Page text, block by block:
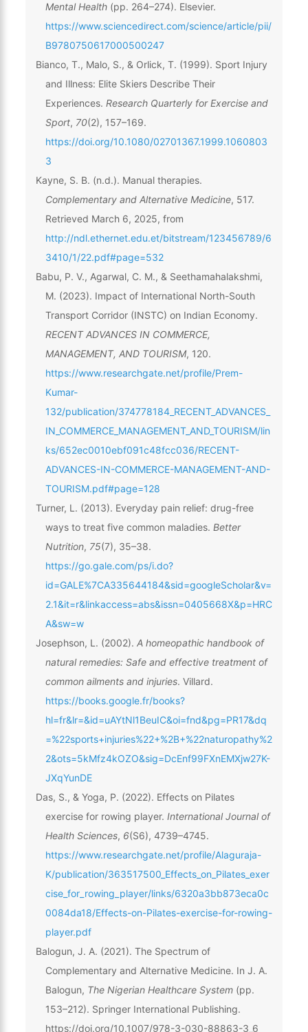
Mental Health(pp. 264–274). Elsevier.
https://www.sciencedirect.com/science/article/pii/
B9780750617000500247
Bianco, T., Malo, S., & Orlick, T. (1999). Sport Injury
and Illness: Elite Skiers Describe Their
Experiences. Research Quarterly for Exercise and
Sport, 70(2), 157–169.
https://doi.org/10.1080/02701367.1999.1060803
3
Kayne, S. B. (n.d.). Manual therapies.
Complementary and Alternative Medicine, 517.
Retrieved March 6, 2025, from
http://ndl.ethernet.edu.et/bitstream/123456789/6
3410/1/22.pdf#page=532
Babu, P. V., Agarwal, C. M., & Seethamahalakshmi,
M. (2023). Impact of International North-South
Transport Corridor (INSTC) on Indian Economy.
RECENT ADVANCES IN COMMERCE,
MANAGEMENT, AND TOURISM, 120.
https://www.researchgate.net/profile/Prem-
Kumar-
132/publication/374778184_RECENT_ADVANCES_
IN_COMMERCE_MANAGEMENT_AND_TOURISM/lin
ks/652ec0010ebf091c48fcc036/RECENT-
ADVANCES-IN-COMMERCE-MANAGEMENT-AND-
TOURISM.pdf#page=128
Turner, L. (2013). Everyday pain relief: drug-free
ways to treat five common maladies. Better
Nutrition, 75(7), 35–38.
https://go.gale.com/ps/i.do?
id=GALE%7CA335644184&sid=googleScholar&v=
2.1&it=r&linkaccess=abs&issn=0405668X&p=HRC
A&sw=w
Josephson, L. (2002). A homeopathic handbook of
natural remedies: Safe and effective treatment of
common ailments and injuries. Villard.
https://books.google.fr/books?
hl=fr&lr=&id=uAYtNl1BeuIC&oi=fnd&pg=PR17&dq
=%22sports+injuries%22+%2B+%22naturopathy%2
2&ots=5kMfz4kOZO&sig=DcEnf99FXnEMXjw27K-
JXqYunDE
Das, S., & Yoga, P. (2022). Effects on Pilates
exercise for rowing player. International Journal of
Health Sciences, 6(S6), 4739–4745.
https://www.researchgate.net/profile/Alaguraja-
K/publication/363517500_Effects_on_Pilates_exer
cise_for_rowing_player/links/6320a3bb873eca0c
0084da18/Effects-on-Pilates-exercise-for-rowing-
player.pdf
Balogun, J. A. (2021). The Spectrum of
Complementary and Alternative Medicine. In J. A.
Balogun, The Nigerian Healthcare System(pp.
153–212). Springer International Publishing.
https://doi.org/10.1007/978-3-030-88863-3_6